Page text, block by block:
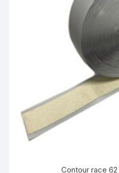
Contour race